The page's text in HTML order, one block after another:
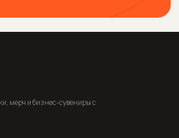
мерч и бизнес-сувениры с